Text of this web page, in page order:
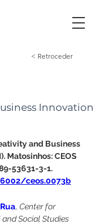
< Retroceder
Innovation
and Business
Matosinhos: CEOS
53631-3-1.
ceos.0073b
, Center for
Social Studies